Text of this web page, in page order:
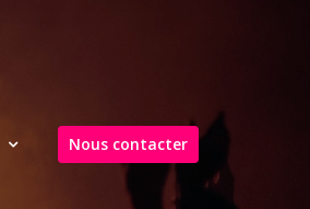
Nous contacter